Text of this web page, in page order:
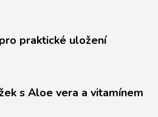
praktické uložení
s Aloe vera a vitamínem